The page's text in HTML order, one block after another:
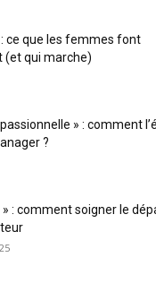
ce que les femmes font
qui marche)
» : comment
?
: comment soigner le